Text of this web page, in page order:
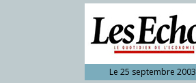
Le 25 septembre 2003